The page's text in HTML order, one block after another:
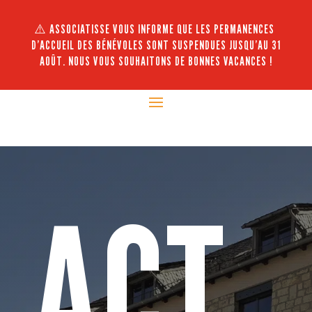
⚠️ ASSOCIATISSE VOUS INFORME QUE LES PERMANENCES
D’ACCUEIL DES BÉNÉVOLES SONT SUSPENDUES JUSQU’AU 31
AOÛT. NOUS VOUS SOUHAITONS DE BONNES VACANCES !